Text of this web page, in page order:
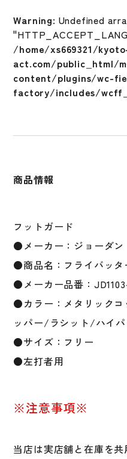
ッ
グ
ガ
ー
ド
右
左
用
硬
式
野
球
軟
式
野
球
左
打
ち
ッ
ー
Warning: Undefined
/home/xs669321/
act.com/public_html/
content/plugins/wc-
factory/includes/
商品情報
フットガード
●メーカー：ジョーダン
●商品名：フライバッタ
●メーカー品番：
●カラー：メタリックコ
ッパー/ラシット/ハイパ
●サイズ：フリー
●左打者用
※注意事項※
当店は実店舗と在庫を共